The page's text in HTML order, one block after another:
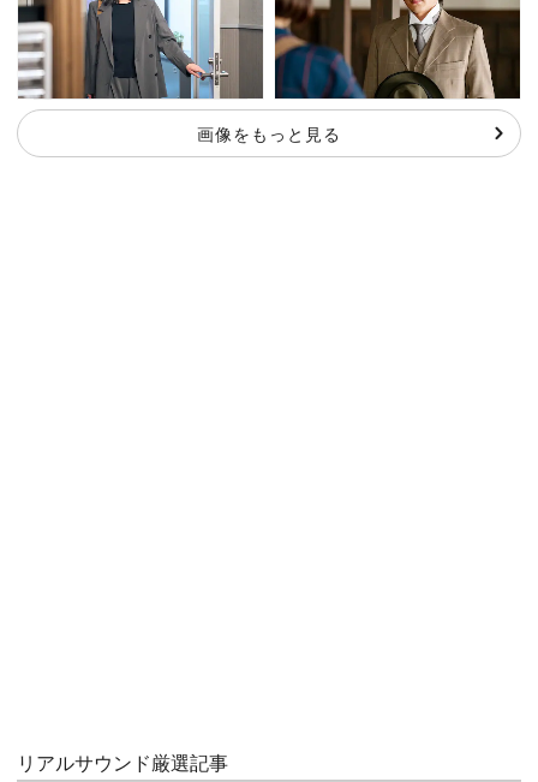
画像をもっと見る
リアルサウンド厳選記事